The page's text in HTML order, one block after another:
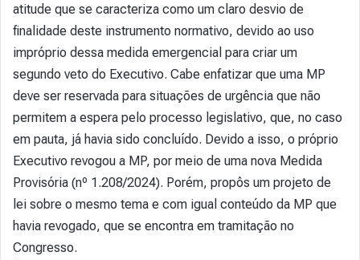
atitude que se caracteriza como um claro desvio de
finalidade deste instrumento normativo, devido ao uso
impróprio dessa medida emergencial para criar um
segundo veto do Executivo. Cabe enfatizar que uma MP
deve ser reservada para situações de urgência que não
permitem a espera pelo processo legislativo, que, no caso
em pauta, já havia sido concluído. Devido a isso, o próprio
Executivo revogou a MP, por meio de uma nova Medida
Provisória (nº 1.208/2024). Porém, propôs um projeto de
lei sobre o mesmo tema e com igual conteúdo da MP que
havia revogado, que se encontra em tramitação no
Congresso.